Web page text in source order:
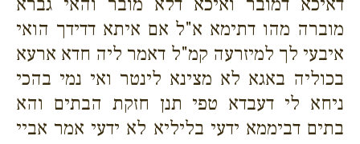
מוברה מהו דתימא א"ל אם איתא דדידך הואי
איבעי לך למיזרעה קמ"ל דאמר ליה חדא ארעא
בכוליה באגא לא מצינא לינטר ואי נמי בהכי
ניחא לי דעבדא טפי תנן חזקת הבתים והא
בתים דביממא ידעי בליליא לא ידעי אמר אביי